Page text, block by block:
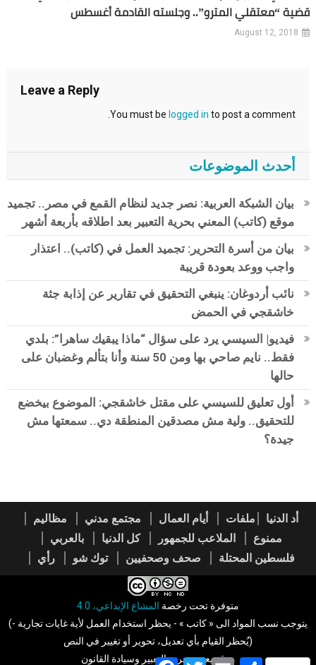
قضية “معتقلي المترو”.. وجلسته القادمة أغسطس
August 12, 2018
Leave a Reply
You must be logged in to post a comment.
أحدث الموضوعات
بيان الشبكة العربية: نصر جديد لنظام القمع في مصر.. تجميد
موقع (كاتب) المعني بحرية التعبير بعد اطلاقه بأربعة أشهر
بيان من أسرة التحرير: تجميد العمل في (كاتب).. اعتذار
واجب ووعد بعودة قريبة
نائب أردوغان: ينبغي التحقيق في تقارير عن إذابة جثة
خاشقجي في الحمض
فيديو| السيسي يرد على سؤال “ماذا يبقيك ساهرا”: بلدي
فقط.. نايم صاحي بها ومن 50 سنة وأنا بتألم وغضبان على
حالها
أول تعليق للسيسي على مقتل خاشقجي: الموضوع بيخضع
للتحقيق.. ولية مش مصدقين المنطقة دي.. سمعتها مش
جيدة؟
أد الدنيا ملفات أيام العمال مجتمع مدني
مظاليم
ممنوع
الملاعب للجمهور كل الدنيا
بالعربي
فلسطين المحتلة
صحف وصحفيين توك شو رأي
متوفرة تحت رخصة المشاع الإبداعي، 4.0
(يتوجب نسب المواد الى « كاتب » - يحظر استخدام العمل لأية غايات تجارية -
يُحظر القيام بأي تعديل، تحوير أو تغيير في النص)
موقع يعني بحرية التعبير وسيادة القانون